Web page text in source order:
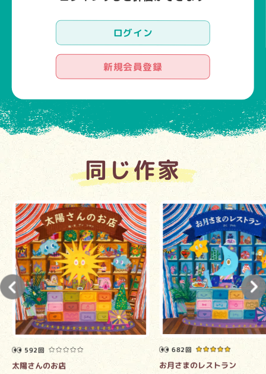
ログイン
新規会員登録
同じ作家
592回
太陽さんのお店
682回
お月さまのレストラン